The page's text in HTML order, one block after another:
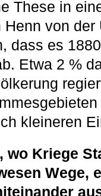
These in
von
dass es
Etwa 2 %
kleineren
wo Kriege
Wege,